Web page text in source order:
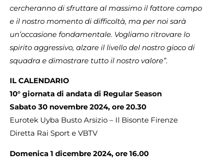
cercheranno di sfruttare al massimo il fattore campo
e il nostro momento di difficoltà, ma per noi sarà
un’occasione fondamentale. Vogliamo ritrovare lo
spirito aggressivo, alzare il livello del nostro gioco di
squadra e dimostrare tutto il nostro valore”.
IL CALENDARIO
10° giornata di andata di Regular Season
Sabato 30 novembre 2024, ore 20.30
Eurotek Uyba Busto Arsizio – Il Bisonte Firenze
Diretta Rai Sport e VBTV
Domenica 1 dicembre 2024, ore 16.00